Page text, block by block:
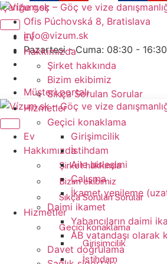
İçeriğe geç
Ofis Púchovská 8, Bratislava
info@vizum.sk
Pazartesi - Cuma: 08:30 -
Müşteri portalı
Ev
Hakkımızda
Şirket hakkında
Bizim ekibimiz
Sıkça Sorulan Sorular
Hizmetler
Geçici konaklama
Girişimcilik
İstihdam
Ev
Hakkımızda
Şirket hakkında
Bizim ekibimiz
Sıkça Sorulan Sorular
Hizmetler
Geçici konaklama
Girişimcilik
İstihdam
Aile birleşimi
Çalışma
İkamet yenileme
Daimi ikamet
Yabancıların daimi
AB vatandaşı olarak
Davet doğrulama